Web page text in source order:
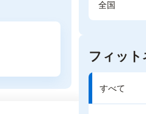
全国
フィッ
すべて